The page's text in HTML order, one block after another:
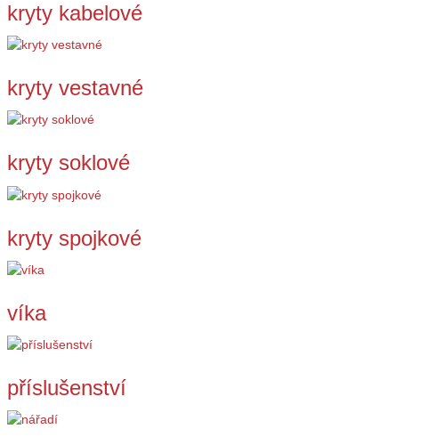
kryty kabelové
kryty vestavné
kryty soklové
kryty spojkové
víka
příslušenství